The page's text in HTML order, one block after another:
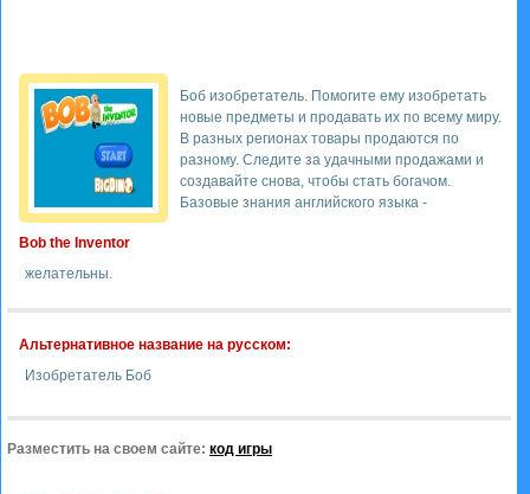
Bob the Inventor
Боб изобретатель. Помогите ему изобретать
новые предметы и продавать их по всему миру.
В разных регионах товары продаются по
разному. Следите за удачными продажами и
создавайте снова, чтобы стать богачом.
Базовые знания английского языка -
желательны.
Альтернативное название на русском:
Изобретатель Боб
Разместить на своем сайте: код игры